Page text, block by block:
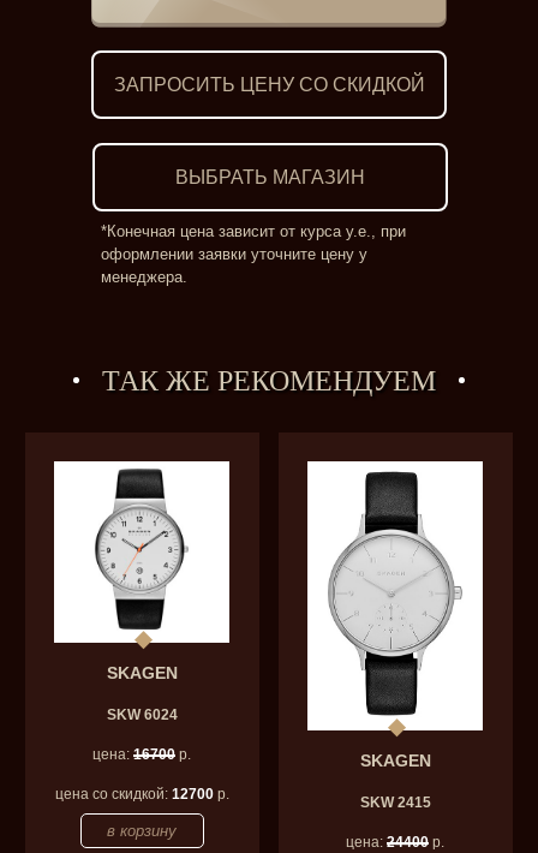
ЗАПРОСИТЬ ЦЕНУ СО СКИДКОЙ
ВЫБРАТЬ МАГАЗИН
*Конечная цена зависит от курса у.е., при
оформлении заявки уточните цену у
менеджера.
ТАК ЖЕ РЕКОМЕНДУЕМ
SKAGEN
SKW 6024
цена:16700 р.
цена со скидкой: 12700р.
SKAGEN
SKW 2415
цена:24400 р.